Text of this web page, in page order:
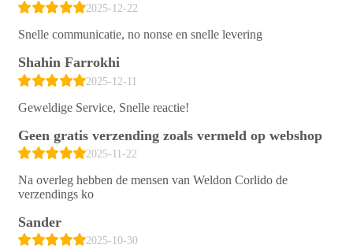
2025-12-22
Snelle communicatie, no nonse en snelle levering
Shahin Farrokhi
2025-12-11
Geweldige Service, Snelle reactie!
Geen gratis verzending zoals vermeld op webshop
2025-11-22
Na overleg hebben de mensen van Weldon Corlido de
verzendings ko
Sander
2025-10-30